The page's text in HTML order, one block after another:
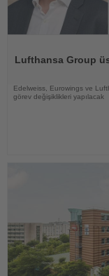
Lufthansa Group
Edelweiss, Eurowings ve
görev değişiklikleri yapılacak